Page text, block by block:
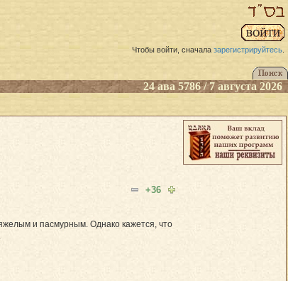
Чтобы войти, сначала зарегистрируйтесь.
24 ава 5786 / 7 августа 2026
+36
и пасмурным. Однако кажется, что